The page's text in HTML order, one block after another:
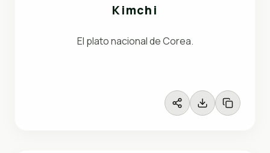
Kimchi
El plato nacional de Corea.